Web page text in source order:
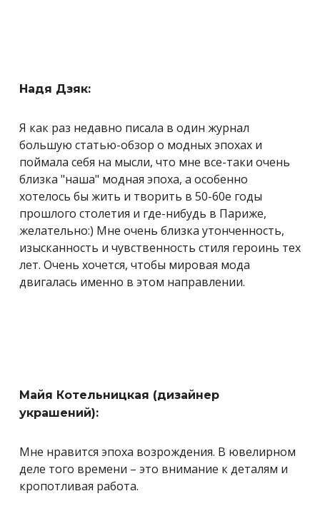
Надя Дзяк:
Я как раз недавно писала в один журнал
большую статью-обзор о модных эпохах и
поймала себя на мысли, что мне все-таки очень
близка "наша" модная эпоха, а особенно
хотелось бы жить и творить в 50-60е годы
прошлого столетия и где-нибудь в Париже,
желательно:) Мне очень близка утонченность,
изысканность и чувственность стиля героинь тех
лет. Очень хочется, чтобы мировая мода
двигалась именно в этом направлении.
Майя Котельницкая (дизайнер
украшений):
Мне нравится эпоха возрождения. В ювелирном
деле того времени – это внимание к деталям и
кропотливая работа.